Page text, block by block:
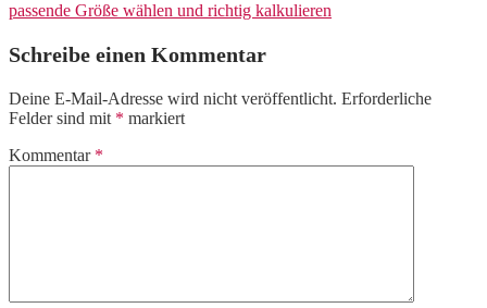
passende Größe wählen und richtig kalkulieren
Schreibe einen Kommentar
Deine E-Mail-Adresse wird nicht veröffentlicht. Erforderliche
Felder sind mit * markiert
Kommentar *